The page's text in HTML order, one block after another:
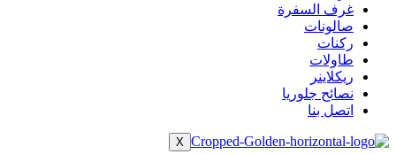
غرف السفرة
صالونات
ركنات
طاولات
ريكلاينر
نصائح جلوريا
اتصل بنا
X